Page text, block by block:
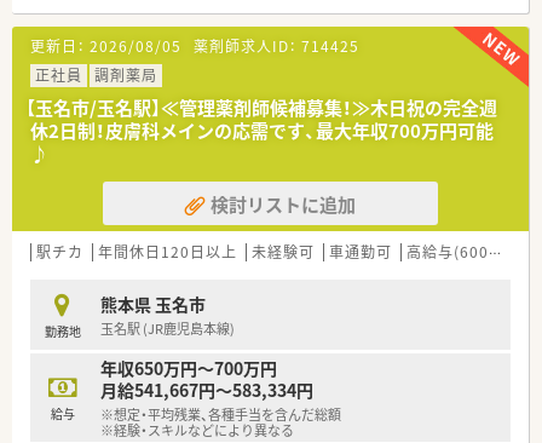
【募集背景と求める人物像について】
■現在の体制における欠員補充のため即戦力となる経験者を積
極的に歓迎しています。
■指示を待つだけでなく自ら考えて行動できる主体性のある方
を求めている職場です。
■遅い時間までの勤務も厭わずしっかりと稼ぎたいという意欲
【法人特徴について】
■熊本市内を中心に県内で調剤薬局を合計9店舗展開している地
域密着型の企業です。
している安定企業です。
■従業員のワークライフバランスを重視し厚い人員体制を整え
ることに注力しています。
更新日： 2026/08/05 薬剤師求人ID： 714425
正社員
調剤薬局
【玉名市/玉名駅】≪管理薬剤師候補募集！≫木日祝の完全週
休2日制！皮膚科メインの応需です、最大年収700万円可能
♪
検討リストに追加
駅チカ 年間休日120日以上 未経験可 車通勤可 高給与(600万円以上)
勤務地
熊本県 玉名市
玉名駅 (JR鹿児島本線)
給与
年収650万円～700万円
月給541,667円～583,334円
※想定・平均残業、各種手当を含んだ総額
※経験・スキルなどにより異なる